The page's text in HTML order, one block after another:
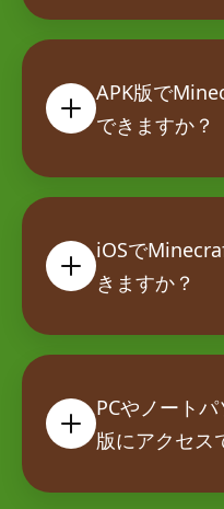
APK版で
できますか？
iOSで
きますか？
PCやノート
版にアクセス